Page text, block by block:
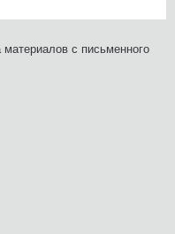
с письменного